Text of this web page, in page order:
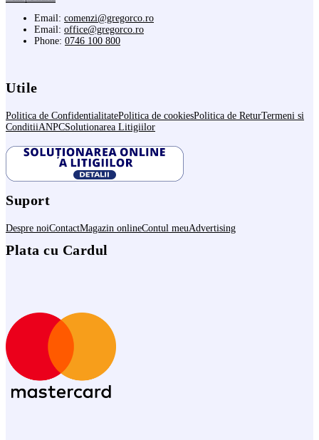
Email: comenzi@gregorco.ro
Email: office@gregorco.ro
Phone: 0746 100 800
Utile
Politica de ConfidentialitatePolitica de cookiesPolitica de ReturTermeni si
ConditiiANPCSolutionarea Litigiilor
Suport
Despre noiContactMagazin onlineContul meuAdvertising
Plata cu Cardul